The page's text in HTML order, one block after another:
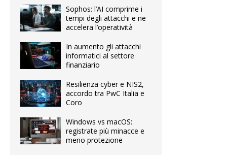
Sophos: l’AI comprime i
tempi degli attacchi e ne
accelera l’operatività
In aumento gli attacchi
informatici al settore
finanziario
Resilienza cyber e NIS2,
accordo tra PwC Italia e
Coro
Windows vs macOS:
registrate più minacce e
meno protezione